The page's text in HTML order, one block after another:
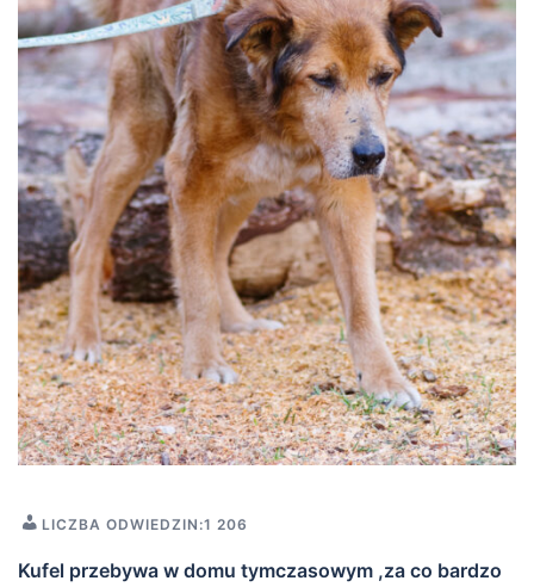
LICZBA ODWIEDZIN:1 206
Kufel przebywa w domu tymczasowym ,za co bardzo